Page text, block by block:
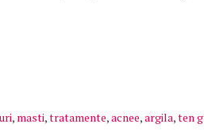
, masti,tratamente,acnee,argila,ten